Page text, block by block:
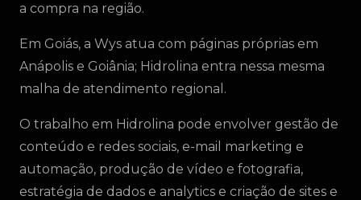
a compra na região.
Em Goiás, a Wys atua com páginas próprias em
Anápolis e Goiânia; Hidrolina entra nessa mesma
malha de atendimento regional.
O trabalho em Hidrolina pode envolver gestão de
conteúdo e redes sociais, e-mail marketing e
automação, produção de vídeo e fotografia,
estratégia de dados e analytics e criação de sites e